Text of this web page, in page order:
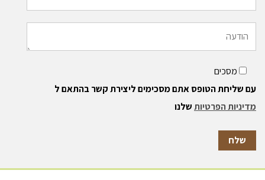
מסכים
עם שליחת הטופס אתם מסכימים ליצירת קשר בהתאם ל
מדיניות הפרטיותשלנו